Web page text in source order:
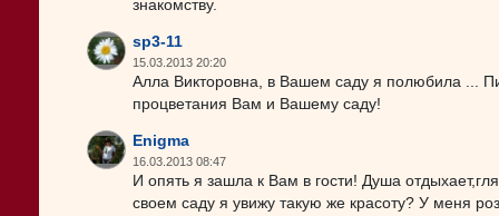
знакомству.
sp3-11
15.03.2013 20:20
Алла Викторовна, в Вашем саду я полюбила ...
процветания Вам и Вашему саду!
Enigma
16.03.2013 08:47
И опять я зашла к Вам в гости! Душа
своем саду я увижу такую же красоту? У меня